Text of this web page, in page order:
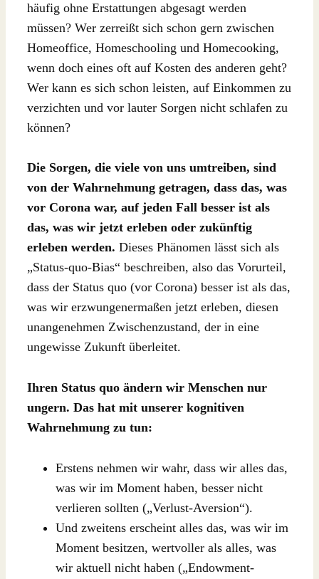
häufig ohne Erstattungen abgesagt werden
müssen? Wer zerreißt sich schon gern zwischen
Homeoffice, Homeschooling und Homecooking,
wenn doch eines oft auf Kosten des anderen geht?
Wer kann es sich schon leisten, auf Einkommen zu
verzichten und vor lauter Sorgen nicht schlafen zu
können?
Die Sorgen, die viele von uns umtreiben, sind
von der Wahrnehmung getragen, dass das, was
vor Corona war, auf jeden Fall besser ist als
das, was wir jetzt erleben oder zukünftig
erleben werden. Dieses Phänomen lässt sich als
„Status-quo-Bias“ beschreiben, also das Vorurteil,
dass der Status quo (vor Corona) besser ist als das,
was wir erzwungenermaßen jetzt erleben, diesen
unangenehmen Zwischenzustand, der in eine
ungewisse Zukunft überleitet.
Ihren Status quo ändern wir Menschen nur
ungern. Das hat mit unserer kognitiven
Wahrnehmung zu tun:
Erstens nehmen wir wahr, dass wir alles das,
was wir im Moment haben, besser nicht
verlieren sollten („Verlust-Aversion“).
Und zweitens erscheint alles das, was wir im
Moment besitzen, wertvoller als alles, was
wir aktuell nicht haben („Endowment-